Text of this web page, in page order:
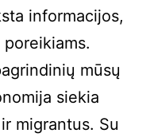
informacijos,
mūsų
siekia
migrantus. Su